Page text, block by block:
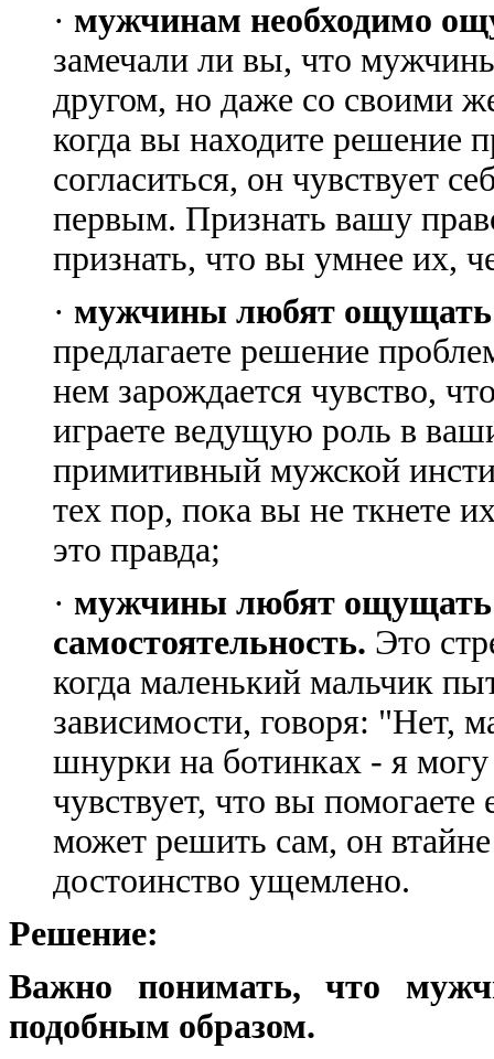
· мужчинам необходимо
замечали ли вы, что
другом, но даже со своими
когда вы находите решение
согласиться, он чувствует
первым. Признать вашу
признать, что вы умнее их,
· мужчины любят ощущать
предлагаете решение
нем зарождается чувство,
играете ведущую роль в
примитивный мужской
тех пор, пока вы не ткнете
это правда;
· мужчины любят ощущать
самостоятельность. Это
когда маленький мальчик
зависимости, говоря: "Нет,
шнурки на ботинках - я
чувствует, что вы
может решить сам, он
достоинство ущемлено.
Решение:
Важно понимать, что
подобным образом.